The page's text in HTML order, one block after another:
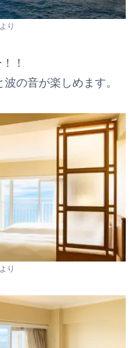
り
！
の音が楽しめます。
り